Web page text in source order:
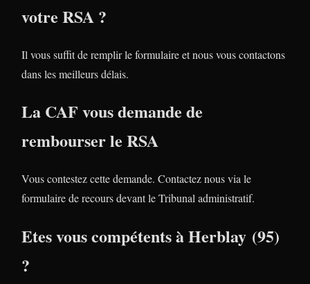
votre RSA ?
Il vous suffit de remplir le formulaire et nous vous contactons
dans les meilleurs délais.
La CAF vous demande de
rembourser le RSA
Vous contestez cette demande. Contactez nous via le
formulaire de recours devant le Tribunal administratif.
Etes vous compétents à Herblay (95)
?